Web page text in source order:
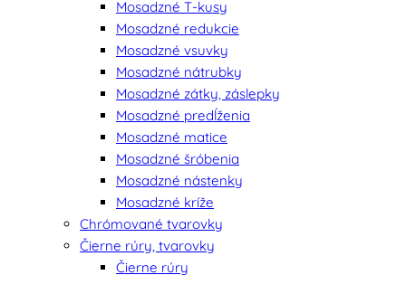
Mosadzné T-kusy
Mosadzné redukcie
Mosadzné vsuvky
Mosadzné nátrubky
Mosadzné zátky, záslepky
Mosadzné predĺženia
Mosadzné matice
Mosadzné šróbenia
Mosadzné nástenky
Mosadzné kríže
Chrómované tvarovky
Čierne rúry, tvarovky
Čierne rúry